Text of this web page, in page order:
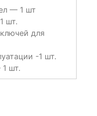
— 1 шт
шт.
для
-1 шт.
шт.